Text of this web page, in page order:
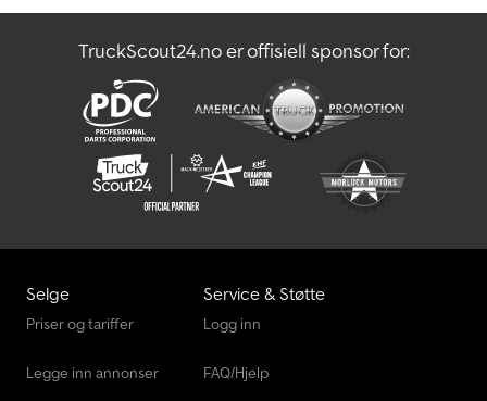
TruckScout24.no er offisiell sponsor for:
Selge
Priser og tariffer
Legge inn annonser
Service & Støtte
Logg inn
FAQ/Hjelp